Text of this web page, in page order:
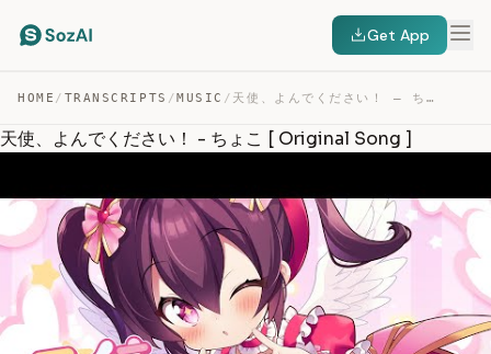
Get App
HOME / TRANSCRIPTS /MUSIC / 天使、よんでください！ – ちょこ [ ORIGINAL SONG ] — TRANSCRIPT
天使、よんでください！ - ちょこ [ Original Song ]